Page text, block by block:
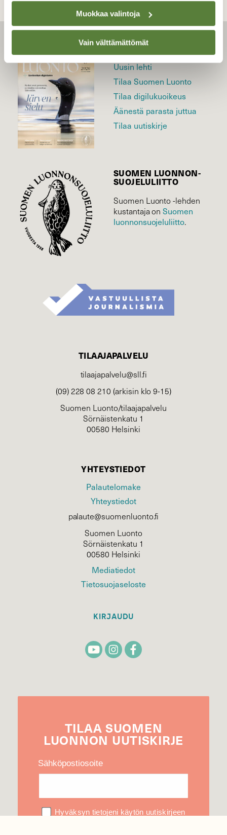
Muokkaa valintoja
Vain välttämättömät
LEHTI
Uusin lehti
Tilaa Suomen Luonto
Tilaa digilukuoikeus
Äänestä parasta juttua
Tilaa uutiskirje
SUOMEN LUONNON­
SUOJELU­LIITTO
Suomen Luonto -lehden
kustantaja onSuomen
luonnonsuojelu­liitto.
TILAAJAPALVELU
tilaajapalvelu@sll.fi
(09) 228 08 210 (arkisin klo 9-15)
Suomen Luonto/tilaajapalvelu
Sörnäistenkatu 1
00580 Helsinki
YHTEYSTIEDOT
Palautelomake
Yhteystiedot
palaute@suomenluonto.fi
Suomen Luonto
Sörnäistenkatu 1
00580 Helsinki
Mediatiedot
Tietosuojaseloste
KIRJAUDU
TILAA SUOMEN
LUONNON UUTIS­KIRJE
Sähköpostiosoite
Hyväksyn tietojeni käytön uutiskirjeen